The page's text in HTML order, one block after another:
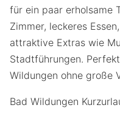
für ein paar erholsame
Zimmer, leckeres
attraktive Extras wie
Stadtführungen.
Wildungen ohne große
Bad Wildungen